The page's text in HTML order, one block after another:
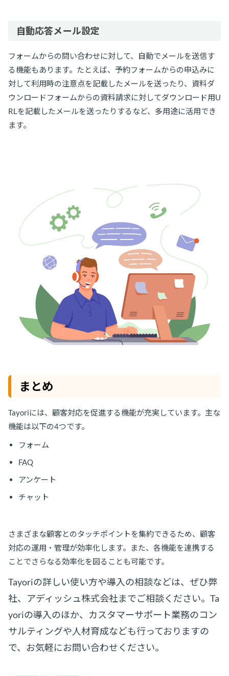
自動応答メール設定
フォームからの問い合わせに対して、自動でメールを送信す
る機能もあります。たとえば、予約フォームからの申込みに
対して利用時の注意点を記載したメールを送ったり、資料ダ
ウンロードフォームからの資料請求に対してダウンロード用U
RLを記載したメールを送ったりするなど、多用途に活用でき
ます。
まとめ
Tayoriには、顧客対応を促進する機能が充実しています。主な
機能は以下の4つです。
フォーム
FAQ
アンケート
チャット
さまざまな顧客とのタッチポイントを集約できるため、顧客
対応の運用・管理が効率化します。また、各機能を連携する
ことでさらなる効率化を図ることも可能です。
Tayoriの詳しい使い方や導入の相談などは、ぜひ弊
社、アディッシュ株式会社までご相談ください。Ta
yoriの導入のほか、カスタマーサポート業務のコン
サルティングや人材育成なども行っておりますの
で、お気軽にお問い合わせください。